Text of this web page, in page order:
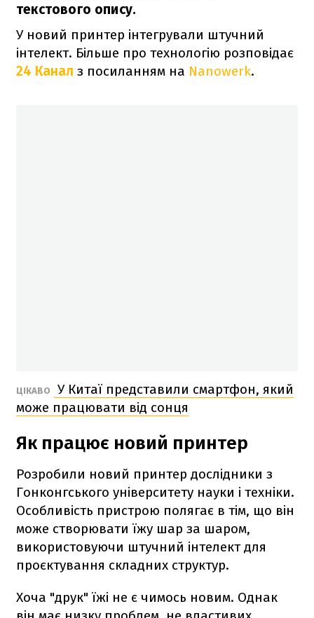
текстового опису.
У новий принтер інтегрували штучний
інтелект. Більше про технологію розповідає
24 Канал з посиланням на Nanowerk.
ЦІКАВО
У Китаї представили смартфон, який
може працювати від сонця
Як працює новий принтер
Розробили новий принтер дослідники з
Гонконгського університету науки і техніки.
Особливість пристрою полягає в тім, що він
може створювати їжу шар за шаром,
використовуючи штучний інтелект для
проєктування складних структур.
Хоча "друк" їжі не є чимось новим. Однак